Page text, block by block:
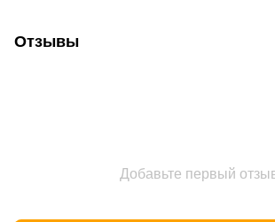
Отзывы
Добавьте первый